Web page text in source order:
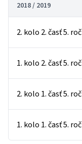
2018 / 2019
2. kolo 2. časť 5.
1. kolo 2. časť 5.
2. kolo 1. časť 5.
1. kolo 1. časť 5.